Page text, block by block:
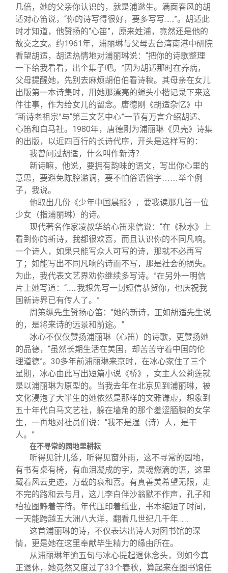
几倍，她的父亲你认识的，就是浦逖生。满面春风的胡
适对心笛说，“你的诗写得很好，要多写写……”。胡适此
时才知道，他赞扬的“心笛”，原来姓浦，竟然还是他的
故交之女。约1961年，浦丽琳与父母去台湾南港中研院
看望胡适，胡适热情地对浦丽琳说：“把你的诗歌整理
一下给我看看，出个集子吧。”因为胡适那时在养病，
父母提醒她，先别去麻烦胡伯伯看诗稿。其母亲在女儿
出版第一本诗集时，用她那漂亮的蝇头小楷记录下来这
件往事，作为给女儿的留念。唐德刚《胡适杂忆》中
“新诗老祖宗”与“第三文艺中心”一节有万言介绍胡适、
心笛和白马社。1980年，唐德刚为浦丽琳《贝壳》诗集
的出版，以近四百行的长诗代序，开头是这样写的：
我曾问过胡适，什么叫作新诗？
新诗嘛，他说，要拥有韵味的语文，写出你心里的
意思，要避免陈腔滥调，要不怕俗语俗字……举个例
子，我说。
他取出几份《少年中国晨报》，要我读那几首一位
少女（指浦丽琳）的诗。
现代著名作家凌叔华给心笛来信说：“在《秋水》上
看到你的新诗，我都很欢喜，而且认识你的不同凡响。
一个诗人，如果只能写众人可写的诗，那就不必再写
了；如能写出不同凡响的诗而不写，那是社会的损失。
为此，我代表文艺界劝你继续多写诗。”在另外一明信
片上她写道：“……我想先写一封短信恭贺你，也庆祝我
国新诗界已有传人了。”
周策纵先生赞扬心笛：“她的新诗，正如胡适先生说
的，是将来诗的远景和前途。”
冰心不仅仅赞扬浦丽琳（心笛）的诗歌，更赞扬她
的品德，“虽然长期生活在美国，却苦苦守着中国的伦
理道德”。30多年前浦丽琳来京时，在冰心家住了三个
星期，冰心由此写出短篇小说《桥》，女主人公莉莲就
是以浦丽琳为原型的。当我去年在北京见到浦丽琳，被
文化浸泡了大半生的她依然是那样的文雅谦虚，想象到
五十年代白马文艺社，躲在墙角的那个羞涩腼腆的女学
生，一再地对社员们说：“我不是湿（诗）人，是干
人。”
在不寻常的园地里耕耘
听得见针儿落，听得见窗外雨，这不寻常的园地，
有书有桌有椅，有血泪凝成的字，灵魂燃滴的语，这里
藏着风云史迹，万载的哀和喜。有真善美希望无限，走
不完的路和云与月，这儿李白伴沙翁默不作声，孔子和
柏拉图静着等待。年代压印着纸业，书本缩短了时间，
一天能跨越五大洲八大洋，翻看几世纪几千年……
这首浦丽琳的诗，不仅表达出诗人对图书馆的深
情，更是她在这里奉献毕生精力的缘由所在。
从浦丽琳年逾五旬与冰心提起退休念头，到如今真
正退休，她竟然又度过了33个春秋，算起来在图书馆任